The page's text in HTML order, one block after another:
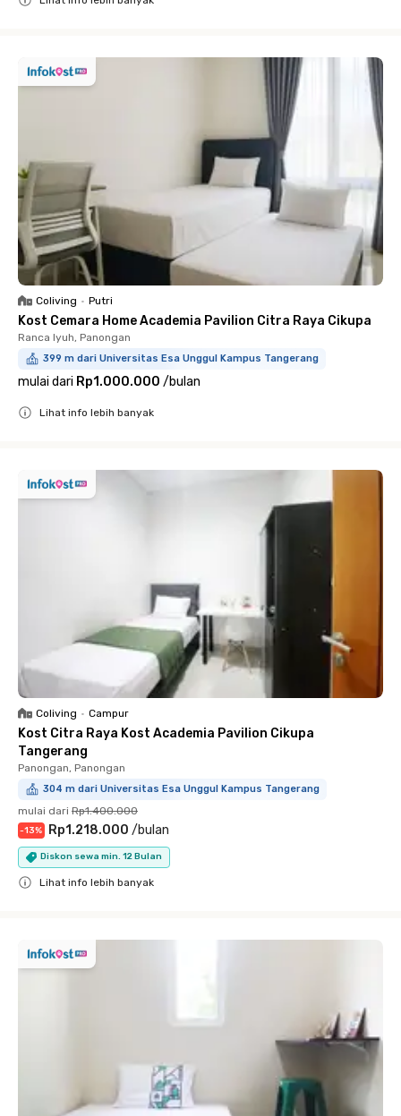
Coliving • Putri
Kost Cemara Home Academia Pavilion Citra Raya Cikupa
Ranca Iyuh, Panongan
399 m dari Universitas Esa Unggul Kampus Tangerang
mulai dari Rp1.000.000 /bulan
Lihat info lebih banyak
Coliving • Campur
Kost Citra Raya Kost Academia Pavilion Cikupa
Tangerang
Panongan, Panongan
304 m dari Universitas Esa Unggul Kampus Tangerang
mulai dari Rp1.400.000
-13% Rp1.218.000 /bulan
Diskon sewa min. 12 Bulan
Lihat info lebih banyak